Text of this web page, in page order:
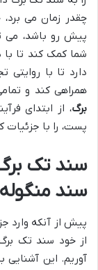
چقدر زمان می
پیش رو باشد، می
شما کمک کند تا با
دارد تا با
همراهی کند و
برگ، از ابتدای
پست، را با جزئیات
سند تک
سند منگوله
پیش از آنکه وارد
از خود سند تک
آوریم. این